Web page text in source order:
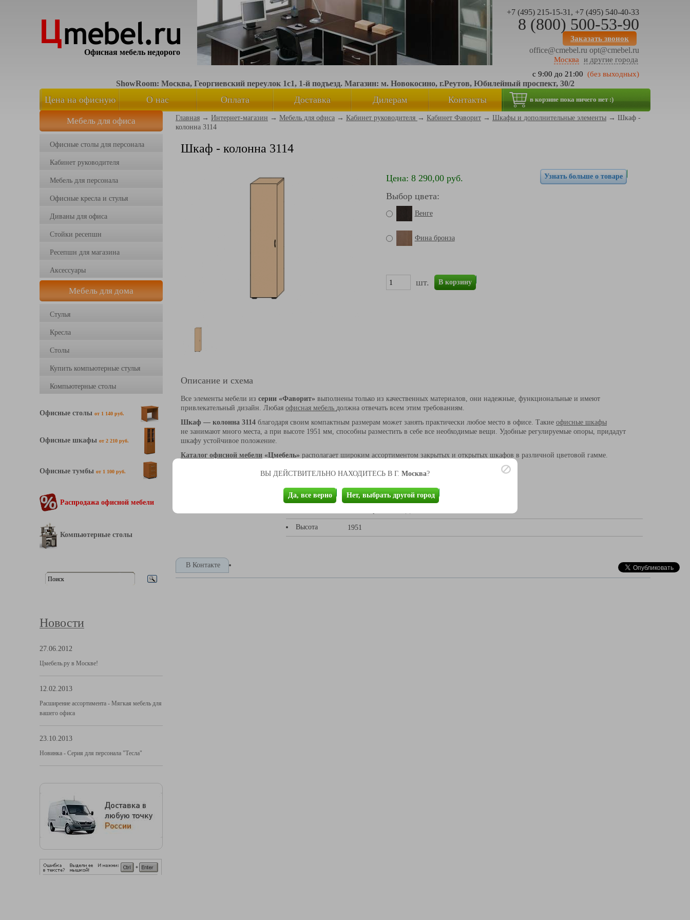
ВЫ ДЕЙСТВИТЕЛЬНО НАХОДИТЕСЬ В Г. Москва?
Да, все верно Нет, выбрать другой город
Офисная мебель недорого
+7 (495) 215-15-31, +7 (495) 540-40-33
8 (800) 500-53-90
Заказать звонок
office@cmebel.ru opt@cmebel.ru
Москва
и другие города
с 9:00 до 21:00 (без выходных)
ShowRoom: Москва, Георгиевский переулок 1с1, 1-й подъезд. Магазин: м. Новокосино, г.Реутов, Юбилейный проспект, 30/2
Цена на офисную
мебель
О нас Оплата Доставка Дилерам Контакты в корзине пока ничего нет :)
Мебель для офиса
Офисные столы для персонала
Кабинет руководителя
Мебель для персонала
Офисные кресла и стулья
Диваны для офиса
Стойки ресепшн
Ресепшн для магазина
Аксессуары
Мебель для дома
Стулья
Кресла
Столы
Купить компьютерные стулья
Компьютерные столы
Офисные столы от 1 140 руб.
Офисные шкафы от 2 210 руб.
Офисные тумбы от 1 100 руб.
Распродажа офисной мебели
Компьютерные столы
Новости
27.06.2012
Цмебель.ру в Москве!
12.02.2013
Расширение ассортимента - Мягкая мебель для
вашего офиса
23.10.2013
Новинка - Серия для персонала "Тесла"
Главная → Интернет-магазин → Мебель для офиса → Кабинет руководителя → Кабинет Фаворит → Шкафы и дополнительные элементы → Шкаф -
колонна 3114
Шкаф - колонна 3114
Цена: 8 290,00 руб.
Выбор цвета:
Венге
Фина бронза
шт. В корзину
Узнать больше о товаре
Описание и схема
Все элементы мебели из серии «Фаворит» выполнены только из качественных материалов, они надежные, функциональные и имеют
привлекательный дизайн. Любая офисная мебель должна отвечать всем этим требованиям.
Шкаф — колонна 3114 благодаря своим компактным размерам может занять практически любое место в офисе. Такие офисные шкафы
не занимают много места, а при высоте 1951 мм, способны разместить в себе все необходимые вещи. Удобные регулируемые опоры, придадут
шкафу устойчивое положение.
Каталог офисной мебели «Цмебель» располагает широким ассортиментом закрытых и открытых шкафов в различной цветовой гамме.
Характеристики товара
Высота 1951
В Контакте